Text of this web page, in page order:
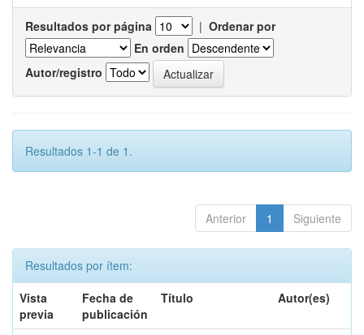
Resultados por página | Ordenar por
En orden
Autor/registro
Resultados 1-1 de 1.
Anterior 1 Siguiente
Resultados por ítem:
Vista
previa
Fecha de
publicación
Título Autor(es)